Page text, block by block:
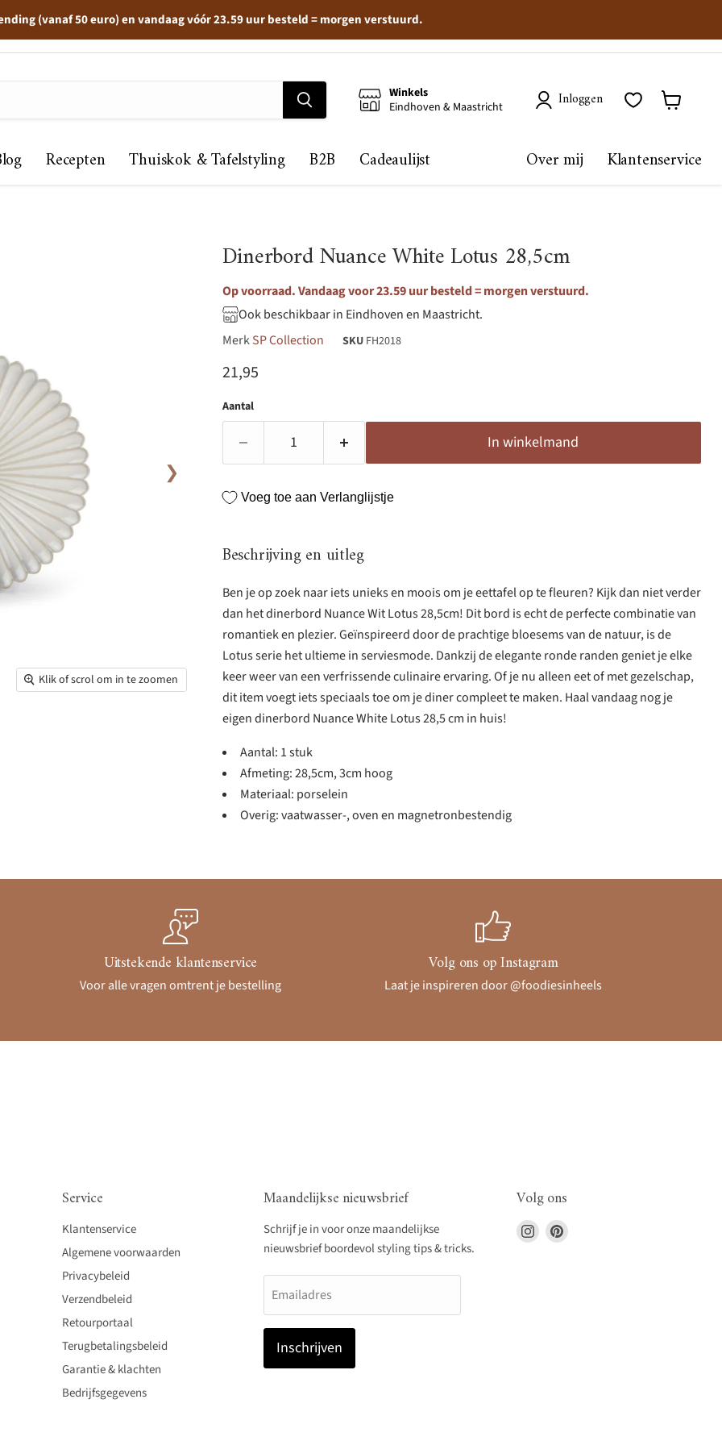
(vanaf 50 euro) en vandaag vóór 23.59 uur besteld = morgen verstuurd.
Winkels
Eindhoven & Maastricht
Inloggen
Recepten Thuiskok & Tafelstyling B2B Cadeaulijst Over mij Klantenservice
Klik of scrol om in te zoomen
❯
Dinerbord Nuance White Lotus 28,5cm
Op voorraad. Vandaag voor 23.59 uur besteld = morgen verstuurd.
Ook beschikbaar in Eindhoven en Maastricht.
MerkSP Collection SKU FH2018
Huidige prijs
21,95
Aantal
In winkelmand
Voeg toe aan Verlanglijstje
Beschrijving en uitleg
Ben je op zoek naar iets unieks en moois om je eettafel op te fleuren? Kijk dan niet verder
dan het dinerbord Nuance Wit Lotus 28,5cm! Dit bord is echt de perfecte combinatie van
romantiek en plezier. Geïnspireerd door de prachtige bloesems van de natuur, is de
Lotus serie het ultieme in serviesmode. Dankzij de elegante ronde randen geniet je elke
keer weer van een verfrissende culinaire ervaring. Of je nu alleen eet of met gezelschap,
dit item voegt iets speciaals toe om je diner compleet te maken. Haal vandaag nog je
eigen dinerbord Nuance White Lotus 28,5 cm in huis!
Aantal: 1 stuk
Afmeting: 28,5cm, 3cm hoog
Materiaal: porselein
Overig: vaatwasser-, oven en magnetronbestendig
Uitstekende klantenservice
Voor alle vragen omtrent je bestelling
Volg ons op Instagram
Laat je inspireren door @foodiesinheels
Service
Klantenservice
Algemene voorwaarden
Privacybeleid
Verzendbeleid
Retourportaal
Terugbetalingsbeleid
Garantie & klachten
Bedrijfsgegevens
Maandelijkse nieuwsbrief
Schrijf je in voor onze maandelijkse
nieuwsbrief boordevol styling tips & tricks.
Emailadres
Inschrijven
Volg ons
Vind
ons
Vind